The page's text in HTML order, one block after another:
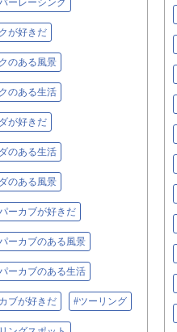
ーレーシング
が好きだ
のある風景
のある生活
が好きだ
のある生活
のある風景
ーカブが好きだ
ーカブのある風景
ーカブのある生活
ブが好きだ #ツーリング